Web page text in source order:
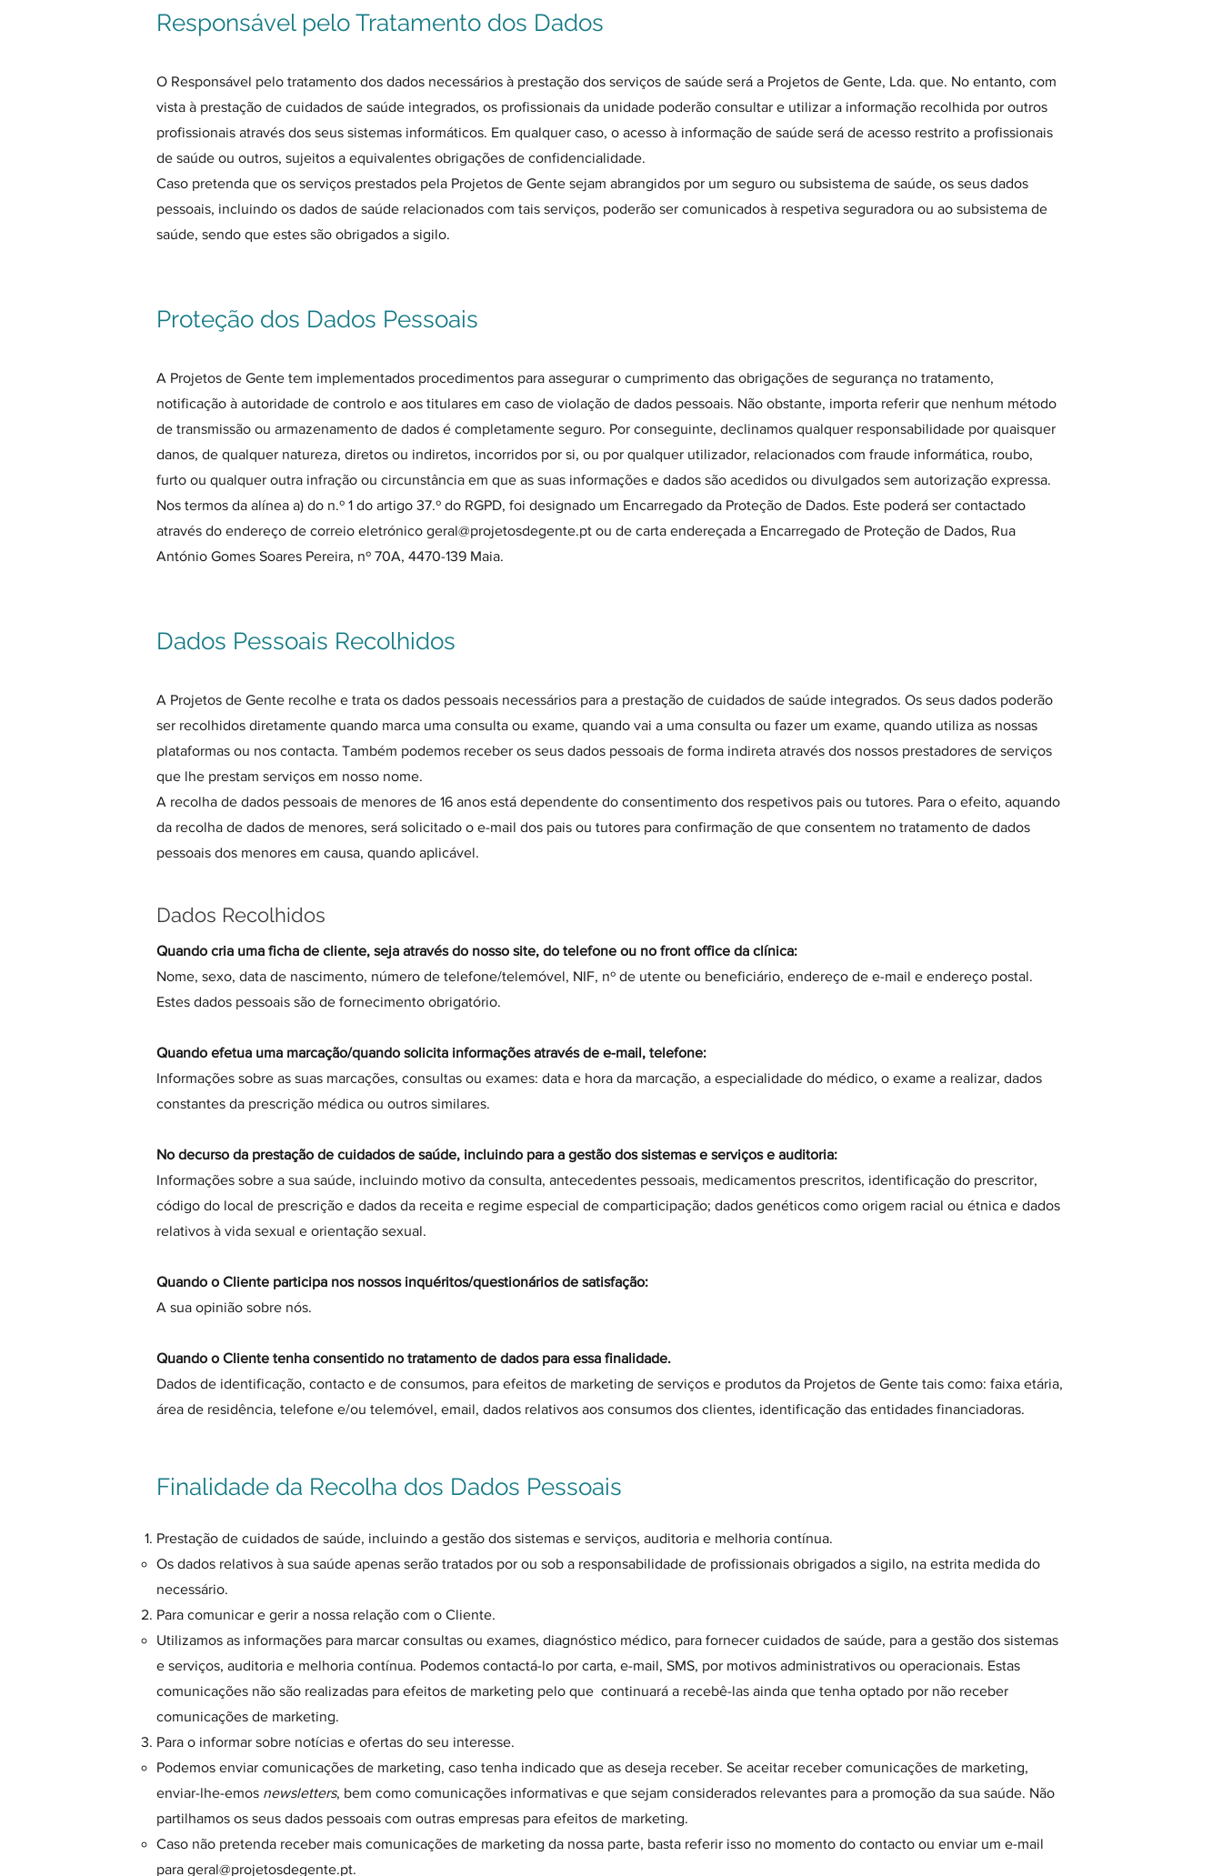
Responsável pelo Tratamento dos Dados
O Responsável pelo tratamento dos dados necessários à prestação dos serviços de saúde será a Projetos de Gente, Lda. que. No entanto, com
vista à prestação de cuidados de saúde integrados, os profissionais da unidade poderão consultar e utilizar a informação recolhida por outros
profissionais através dos seus sistemas informáticos. Em qualquer caso, o acesso à informação de saúde será de acesso restrito a profissionais
de saúde ou outros, sujeitos a equivalentes obrigações de confidencialidade.
Caso pretenda que os serviços prestados pela Projetos de Gente sejam abrangidos por um seguro ou subsistema de saúde, os seus dados
pessoais, incluindo os dados de saúde relacionados com tais serviços, poderão ser comunicados à respetiva seguradora ou ao subsistema de
saúde, sendo que estes são obrigados a sigilo.
Proteção dos Dados Pessoais
A Projetos de Gente tem implementados procedimentos para assegurar o cumprimento das obrigações de segurança no tratamento,
notificação à autoridade de controlo e aos titulares em caso de violação de dados pessoais. Não obstante, importa referir que nenhum método
de transmissão ou armazenamento de dados é completamente seguro. Por conseguinte, declinamos qualquer responsabilidade por quaisquer
danos, de qualquer natureza, diretos ou indiretos, incorridos por si, ou por qualquer utilizador, relacionados com fraude informática, roubo,
furto ou qualquer outra infração ou circunstância em que as suas informações e dados são acedidos ou divulgados sem autorização expressa.
Nos termos da alínea a) do n.º 1 do artigo 37.º do RGPD, foi designado um Encarregado da Proteção de Dados. Este poderá ser contactado
através do endereço de correio eletrónico geral@projetosdegente.pt ou de carta endereçada a Encarregado de Proteção de Dados, Rua
António Gomes Soares Pereira, nº 70A, 4470-139 Maia.
Dados Pessoais Recolhidos
A Projetos de Gente recolhe e trata os dados pessoais necessários para a prestação de cuidados de saúde integrados. Os seus dados poderão
ser recolhidos diretamente quando marca uma consulta ou exame, quando vai a uma consulta ou fazer um exame, quando utiliza as nossas
plataformas ou nos contacta. Também podemos receber os seus dados pessoais de forma indireta através dos nossos prestadores de serviços
que lhe prestam serviços em nosso nome.
A recolha de dados pessoais de menores de 16 anos está dependente do consentimento dos respetivos pais ou tutores. Para o efeito, aquando
da recolha de dados de menores, será solicitado o e-mail dos pais ou tutores para confirmação de que consentem no tratamento de dados
pessoais dos menores em causa, quando aplicável.
Dados Recolhidos
Quando cria uma ficha de cliente, seja através do nosso site, do telefone ou no front office da clínica:
Nome, sexo, data de nascimento, número de telefone/telemóvel, NIF, nº de utente ou beneficiário, endereço de e-mail e endereço postal.
Estes dados pessoais são de fornecimento obrigatório.
Quando efetua uma marcação/quando solicita informações através de e-mail, telefone:
Informações sobre as suas marcações, consultas ou exames: data e hora da marcação, a especialidade do médico, o exame a realizar, dados
constantes da prescrição médica ou outros similares.
No decurso da prestação de cuidados de saúde, incluindo para a gestão dos sistemas e serviços e auditoria:
Informações sobre a sua saúde, incluindo motivo da consulta, antecedentes pessoais, medicamentos prescritos, identificação do prescritor,
código do local de prescrição e dados da receita e regime especial de comparticipação; dados genéticos como origem racial ou étnica e dados
relativos à vida sexual e orientação sexual.
Quando o Cliente participa nos nossos inquéritos/questionários de satisfação:
A sua opinião sobre nós.
Quando o Cliente tenha consentido no tratamento de dados para essa finalidade.
Dados de identificação, contacto e de consumos, para efeitos de marketing de serviços e produtos da Projetos de Gente tais como: faixa etária,
área de residência, telefone e/ou telemóvel, email, dados relativos aos consumos dos clientes, identificação das entidades financiadoras.
Finalidade da Recolha dos Dados Pessoais
Prestação de cuidados de saúde, incluindo a gestão dos sistemas e serviços, auditoria e melhoria contínua.
Os dados relativos à sua saúde apenas serão tratados por ou sob a responsabilidade de profissionais obrigados a sigilo, na estrita medida do
necessário.
Para comunicar e gerir a nossa relação com o Cliente.
Utilizamos as informações para marcar consultas ou exames, diagnóstico médico, para fornecer cuidados de saúde, para a gestão dos sistemas
e serviços, auditoria e melhoria contínua. Podemos contactá-lo por carta, e-mail, SMS, por motivos administrativos ou operacionais. Estas
comunicações não são realizadas para efeitos de marketing pelo que continuará a recebê-las ainda que tenha optado por não receber
comunicações de marketing.
Para o informar sobre notícias e ofertas do seu interesse.
Podemos enviar comunicações de marketing, caso tenha indicado que as deseja receber. Se aceitar receber comunicações de marketing,
enviar-lhe-emos newsletters, bem como comunicações informativas e que sejam considerados relevantes para a promoção da sua saúde. Não
partilhamos os seus dados pessoais com outras empresas para efeitos de marketing.
Caso não pretenda receber mais comunicações de marketing da nossa parte, basta referir isso no momento do contacto ou enviar um e-mail
para geral@projetosdegente.pt.